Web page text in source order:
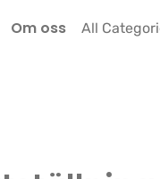
Om oss LELIBA
All